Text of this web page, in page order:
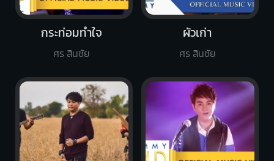
ผัวเก่า
ศร สินชัย
กระท่อมทำใจ
ศร สินชัย